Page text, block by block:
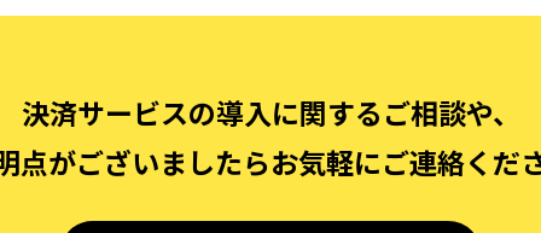
決済サービスの導入に関するご相談や、
点がございましたらお気軽にご連絡くだ